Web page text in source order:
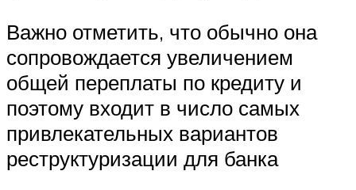
Важно отметить, что обычно она
сопровождается увеличением
общей переплаты по кредиту и
поэтому входит в число самых
привлекательных вариантов
реструктуризации для банка